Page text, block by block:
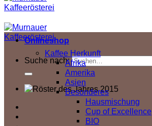
Suche nach:
Onlineshop
Kaffee Herkunft
Afrika
Amerika
Asien
Besonderes
Hausmischung
Cup of Excellence
BIO